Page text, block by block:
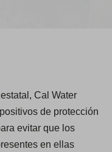
Cal Water
de protección
evitar que los
en ellas